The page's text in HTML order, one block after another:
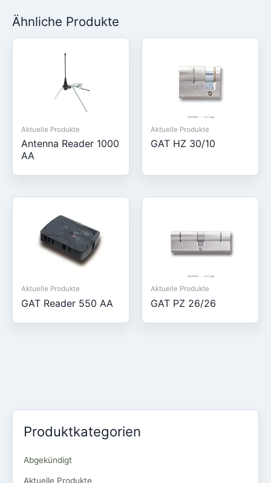
Ähnliche Produkte
Aktuelle Produkte
Antenna Reader 1000
AA
Aktuelle Produkte
GAT HZ 30/10
Aktuelle Produkte
GAT Reader 550 AA
Aktuelle Produkte
GAT PZ 26/26
Produktkategorien
Abgekündigt
Aktuelle Produkte